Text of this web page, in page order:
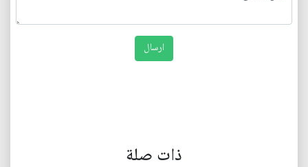
ذات صلة